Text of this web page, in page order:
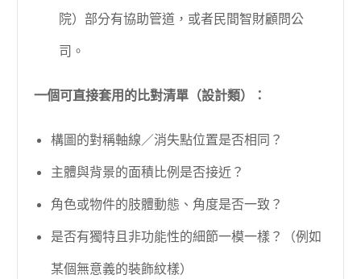
院）部分有協助管道，或者民間智財顧問公
司。
一個可直接套用的比對清單（設計類）：
構圖的對稱軸線／消失點位置是否相同？
主體與背景的面積比例是否接近？
角色或物件的肢體動態、角度是否一致？
是否有獨特且非功能性的細節一模一樣？（例如
某個無意義的裝飾紋樣）